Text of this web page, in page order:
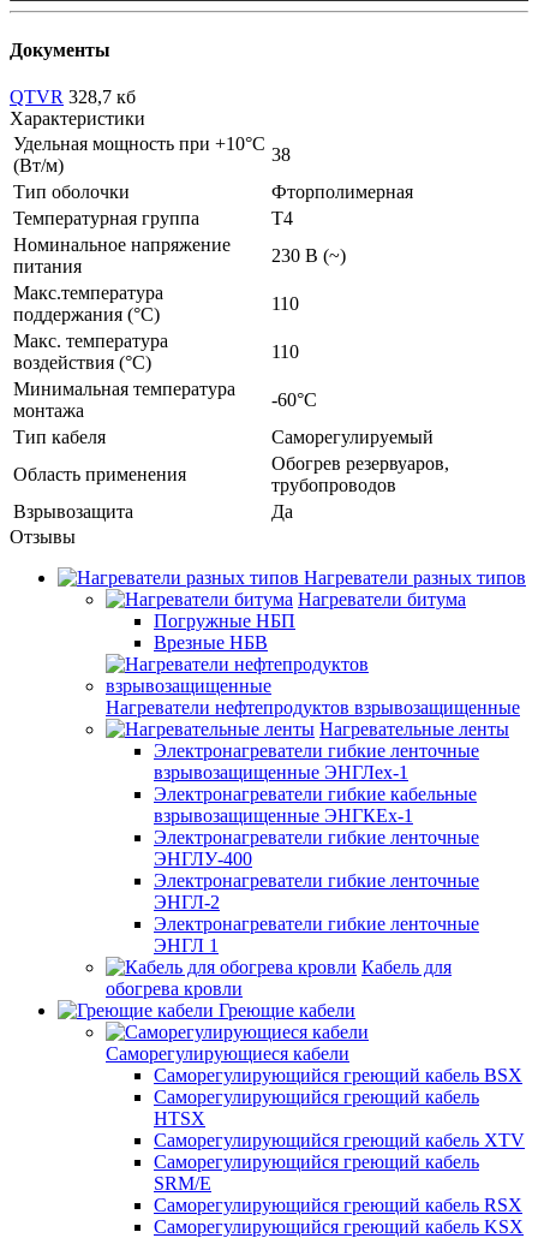
Документы
QTVR 328,7 кб
Характеристики
Удельная мощность при +10°С
(Вт/м)
38
Тип оболочки
Фторполимерная
Температурная группа
Т4
Номинальное напряжение
питания
230 В (~)
Макс.температура
поддержания (°С)
110
Макс. температура
воздействия (°С)
110
Минимальная температура
монтажа
-60°C
Тип кабеля
Саморегулируемый
Область применения
Обогрев резервуаров,
трубопроводов
Взрывозащита
Да
Отзывы
Нагреватели разных типов
Нагреватели битума
Погружные НБП
Врезные НБВ
Нагреватели нефтепродуктов взрывозащищенные
Нагревательные ленты
Электронагреватели гибкие ленточные
взрывозащищенные ЭНГЛех-1
Электронагреватели гибкие кабельные
взрывозащищенные ЭНГКЕх-1
Электронагреватели гибкие ленточные
ЭНГЛУ-400
Электронагреватели гибкие ленточные
ЭНГЛ-2
Электронагреватели гибкие ленточные
ЭНГЛ 1
Кабель для
обогрева кровли
Греющие кабели
Саморегулирующиеся кабели
Саморегулирующийся греющий кабель BSX
Саморегулирующийся греющий кабель
HTSX
Саморегулирующийся греющий кабель XTV
Саморегулирующийся греющий кабель
SRM/E
Саморегулирующийся греющий кабель RSX
Саморегулирующийся греющий кабель KSX